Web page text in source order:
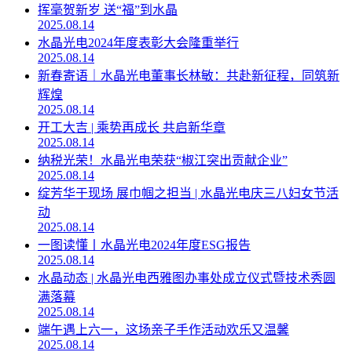
挥毫贺新岁 送“福”到水晶
2025.08.14
水晶光电2024年度表彰大会隆重举行
2025.08.14
新春寄语｜水晶光电董事长林敏：共赴新征程，同筑新
辉煌
2025.08.14
开工大吉 | 乘势再成长 共启新华章
2025.08.14
纳税光荣！水晶光电荣获“椒江突出贡献企业”
2025.08.14
绽芳华于现场 展巾帼之担当 | 水晶光电庆三八妇女节活
动
2025.08.14
一图读懂丨水晶光电2024年度ESG报告
2025.08.14
水晶动态 | 水晶光电西雅图办事处成立仪式暨技术秀圆
满落幕
2025.08.14
端午遇上六一，这场亲子手作活动欢乐又温馨
2025.08.14